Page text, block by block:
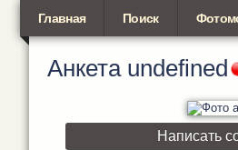
Главная Поиск
Анкета undefined
Написать